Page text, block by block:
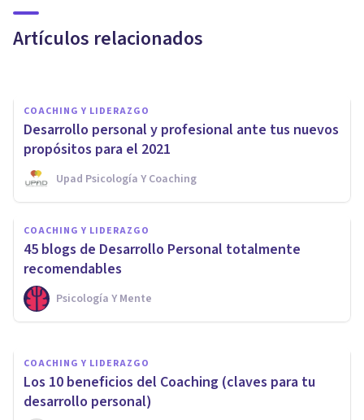
Artículos relacionados
Coaching en Valencia
COACHING Y LIDERAZGO
Desarrollo personal y profesional ante tus nuevos
propósitos para el 2021
Upad Psicología Y Coaching
COACHING Y LIDERAZGO
45 blogs de Desarrollo Personal totalmente
recomendables
Psicología Y Mente
¿Cómo puedes trabajar el
desarrollo personal?
D'arte Human And Business School
COACHING Y LIDERAZGO
Los 10 beneficios del Coaching (claves para tu
desarrollo personal)